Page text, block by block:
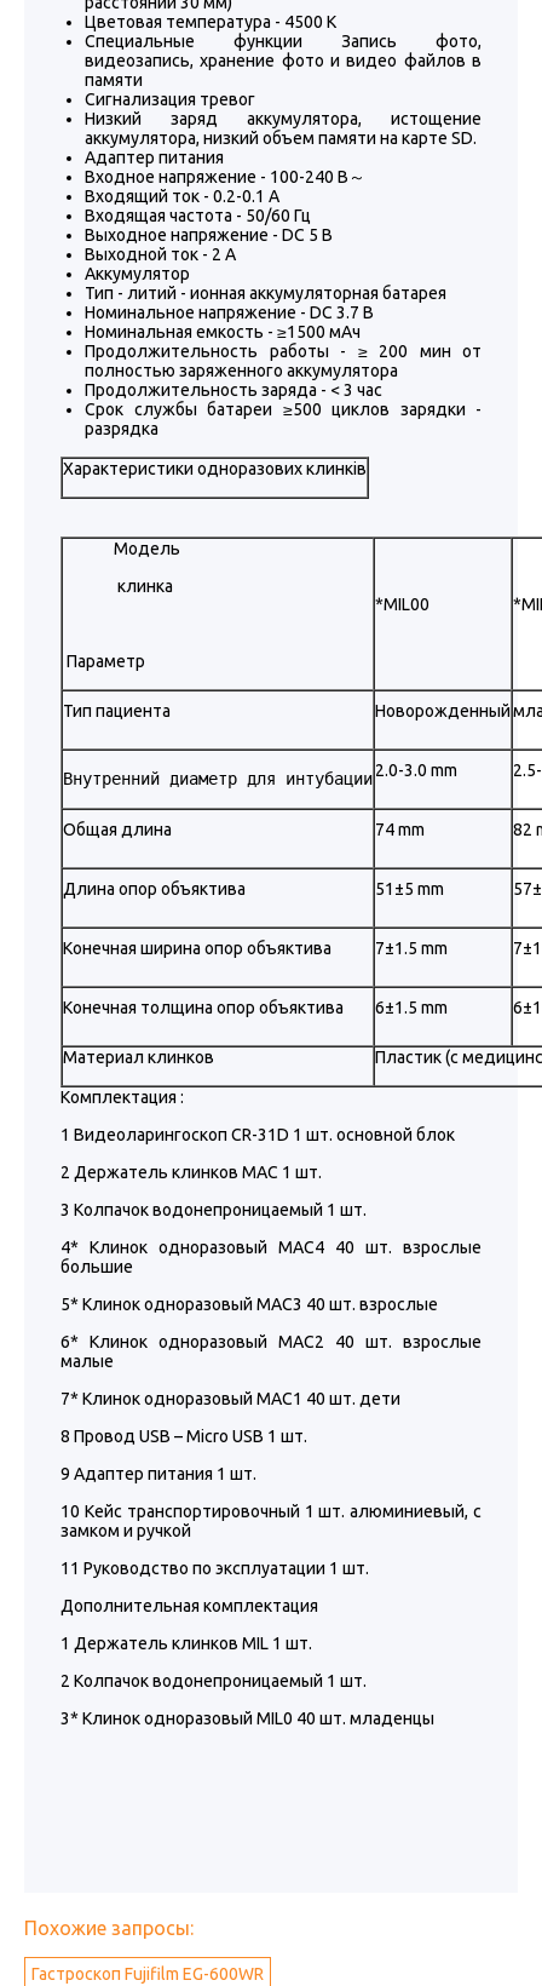
Цветовая температура - 4500 К
Специальные функции Запись фото,
видеозапись, хранение фото и видео файлов в
памяти
Сигнализация тревог
Низкий заряд аккумулятора, истощение
аккумулятора, низкий объем памяти на карте SD.
Адаптер питания
Входное напряжение - 100-240 В～
Входящий ток - 0.2-0.1 A
Входящая частота - 50/60 Гц
Выходное напряжение - DC 5 В
Выходной ток - 2 A
Аккумулятор
Тип - литий - ионная аккумуляторная батарея
Номинальное напряжение - DC 3.7 В
Номинальная емкость - ≥1500 мАч
Продолжительность работы - ≥ 200 мин от
полностью заряженного аккумулятора
Продолжительность заряда - < 3 час
Срок службы батареи ≥500 циклов зарядки -
разрядка
Характеристики одноразових клинків
Модель
клинка
Параметр
*MIL00
Тип пациента Новорожденный
Внутренний диаметр для интубации2.0-3.0 mm
Общая длина 74 mm 82
Длина опор объяктива 51±5 mm
Конечная ширина опор объяктива 7±1.5 mm
Конечная толщина опор объяктива 6±1.5 mm
Материал клинков Пластик (с
Комплектация :
1 Видеоларингоскоп CR-31D 1 шт. основной блок
2 Держатель клинков MAC 1 шт.
3 Колпачок водонепроницаемый 1 шт.
4* Клинок одноразовый MAC4 40 шт. взрослые
большие
5* Клинок одноразовый MAC3 40 шт. взрослые
6* Клинок одноразовый MAC2 40 шт. взрослые
малые
7* Клинок одноразовый MAC1 40 шт. дети
8 Провод USB – Micro USB 1 шт.
9 Адаптер питания 1 шт.
10 Кейс транспортировочный 1 шт. алюминиевый, с
замком и ручкой
11 Руководство по эксплуатации 1 шт.
Дополнительная комплектация
1 Держатель клинков MIL 1 шт.
2 Колпачок водонепроницаемый 1 шт.
3* Клинок одноразовый MIL0 40 шт. младенцы
Похожие запросы:
Гастроскоп Fujifilm EG-600WR